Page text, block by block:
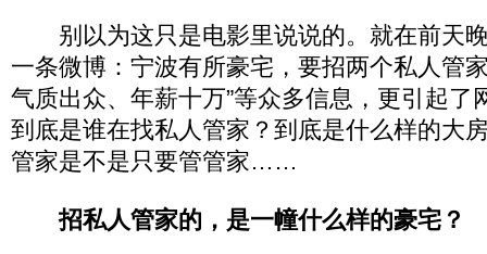
别以为这只是电影里说说的。就在前天
一条微博：宁波有所豪宅，要招两个私人管
气质出众、年薪十万”等众多信息，更引起了
到底是谁在找私人管家？到底是什么样的大
管家是不是只要管管家……
招私人管家的，是一幢什么样的豪宅？